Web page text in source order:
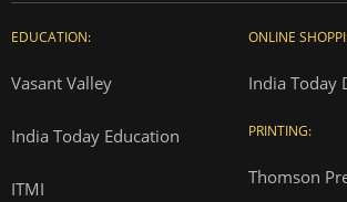
EDUCATION:
Vasant Valley
India Today Education
ITMI
ONLINE
India Today
PRINTING:
Thomson